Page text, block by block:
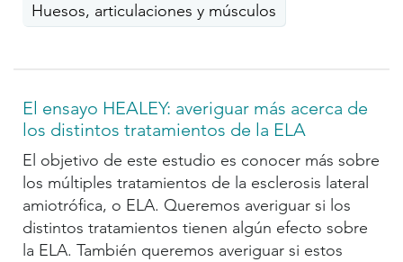
Huesos, articulaciones y músculos
El ensayo HEALEY: averiguar más acerca de
los distintos tratamientos de la ELA
El objetivo de este estudio es conocer más sobre
los múltiples tratamientos de la esclerosis lateral
amiotrófica, o ELA. Queremos averiguar si los
distintos tratamientos tienen algún efecto sobre
la ELA. También queremos averiguar si estos